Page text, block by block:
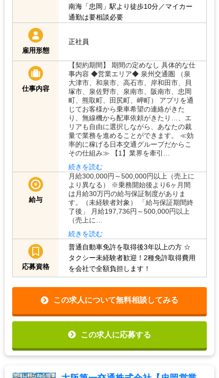
南海「忠岡」駅より徒歩10分／マイカー
通勤は要相談必要
雇用形態
正社員
仕事内容
【契約期間】 期間の定めなし 具体的な仕
事内容 ◆営業エリア◆ 泉州交通圏 （泉
大津市、和泉市、高石市、岸和田市、貝
塚市、泉佐野市、泉南市、阪南市、忠岡
町、熊取町、田尻町、岬町） アプリを通
じてお客様から乗車希望の連絡がきた
り、無線機から配車依頼がきたり…、エ
リアも自由に選択しながら、あなたの裁
量で業務を進めることができます。 ≪効
率的に稼げる日本交通グループだからこ
その仕組み≫ 【1】業界を牽引…
続きを読む
給与
月給300,000円～500,000円以上（売上に
より異なる） ※乗務開始後より6ヶ月間
は月給30万円の給与保証制度がありま
す。（未経験者対象） 「給与保証期間終
了後」 月給197,736円～500,000円以上
（売上に…
続きを読む
応募資格
普通自動車免許を取得後3年以上の方 ☆
タクシー未経験者歓迎！2種免許取得費用
を会社で全額負担します！
この求人について無料相談してみる
この求人に応募する